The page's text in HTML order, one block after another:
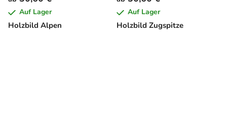
Holzbild Alpen
Auf Lager
Holzbild Zugspitze
Auf Lager